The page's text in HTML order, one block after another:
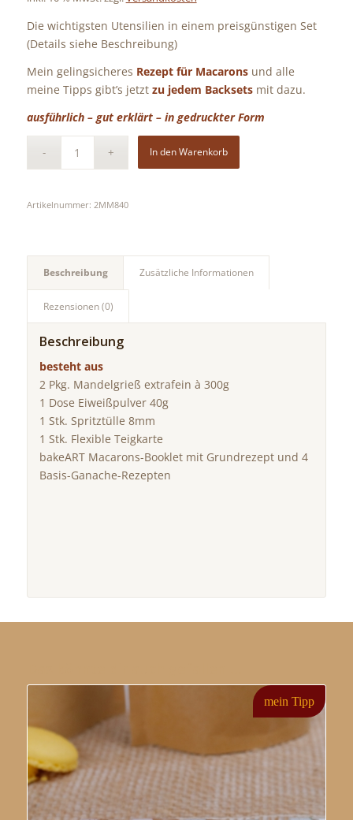
Die wichtigsten Utensilien in einem preisgünstigen Set
(Details siehe Beschreibung)
Mein gelingsicheres Rezept für Macaronsund alle
meine Tipps gibt’s jetzt zu jedem Backsetsmit dazu.
ausführlich – gut erklärt – in gedruckter Form
In den Warenkorb
Artikelnummer: 2MM840
Beschreibung Zusätzliche Informationen
Rezensionen (0)
Beschreibung
besteht aus
2 Pkg. Mandelgrieß extrafein à 300g
1 Dose Eiweißpulver 40g
1 Stk. Spritztülle 8mm
1 Stk. Flexible Teigkarte
bakeART Macarons-Booklet mit Grundrezept und 4
Basis-Ganache-Rezepten
mein Tipp